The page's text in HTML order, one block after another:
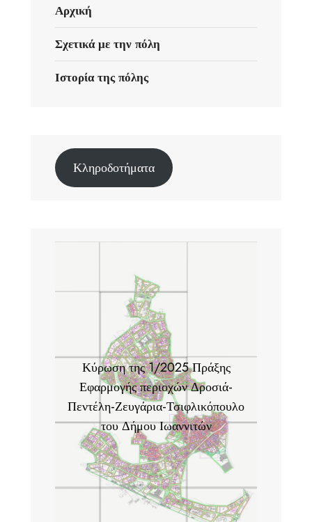
Αρχική
Σχετικά με την πόλη
Ιστορία της πόλης
Κληροδοτήματα
Κύρωση της 1/2025 Πράξης
Εφαρμογής περιοχών Δροσιά-
Πεντέλη-Ζευγάρια-Τσιφλικόπουλο
του Δήμου Ιωαννιτών